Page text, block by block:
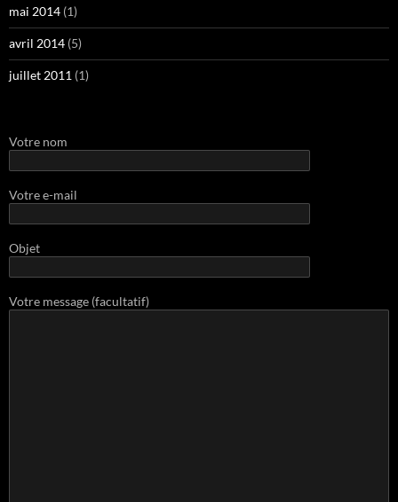
mai 2014 (1)
avril 2014 (5)
juillet 2011 (1)
Votre nom
Votre e-mail
Objet
Votre message (facultatif)